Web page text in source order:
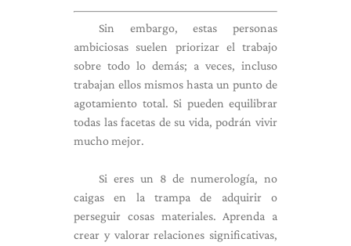
Sin embargo, estas personas
ambiciosas suelen priorizar el trabajo
sobre todo lo demás; a veces, incluso
trabajan ellos mismos hasta un punto de
agotamiento total. Si pueden equilibrar
todas las facetas de su vida, podrán vivir
mucho mejor.
Si eres un 8 de numerología, no
caigas en la trampa de adquirir o
perseguir cosas materiales. Aprenda a
crear y valorar relaciones significativas,